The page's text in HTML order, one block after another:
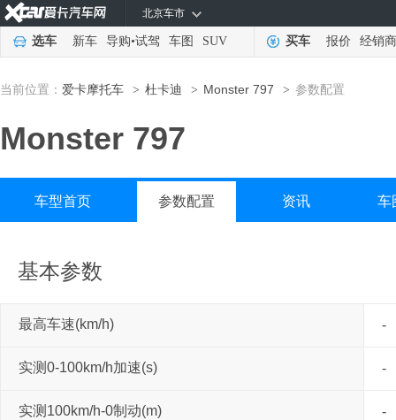
北京车市
选车 新车 导购•试驾 车图 SUV 买车 报价 经销商
当前位置： 爱卡摩托车 > 杜卡迪 > Monster 797 > 参数配置
Monster 797
车型首页 参数配置 资讯 车
基本参数
最高车速(km/h) -
实测0-100km/h加速(s) -
实测100km/h-0制动(m) -